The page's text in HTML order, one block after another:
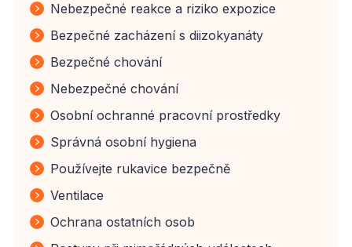
Nebezpečné reakce a riziko expozice
Bezpečné zacházení s diizokyanáty
Bezpečné chování
Nebezpečné chování
Osobní ochranné pracovní prostředky
Správná osobní hygiena
Používejte rukavice bezpečně
Ventilace
Ochrana ostatních osob